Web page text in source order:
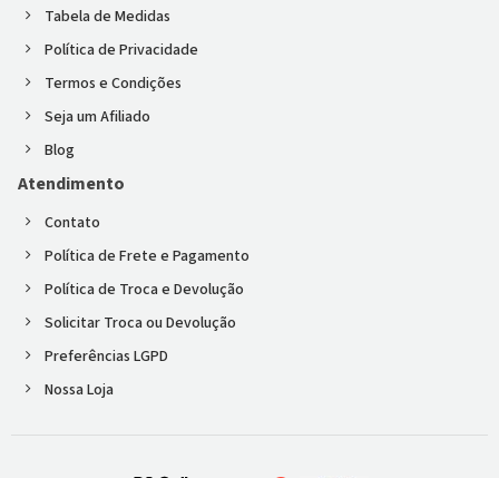
Tabela de Medidas
Política de Privacidade
Termos e Condições
Seja um Afiliado
Blog
Atendimento
Contato
Política de Frete e Pagamento
Política de Troca e Devolução
Solicitar Troca ou Devolução
Preferências LGPD
Nossa Loja